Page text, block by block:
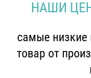
НАШИ
самые низкие
товар от